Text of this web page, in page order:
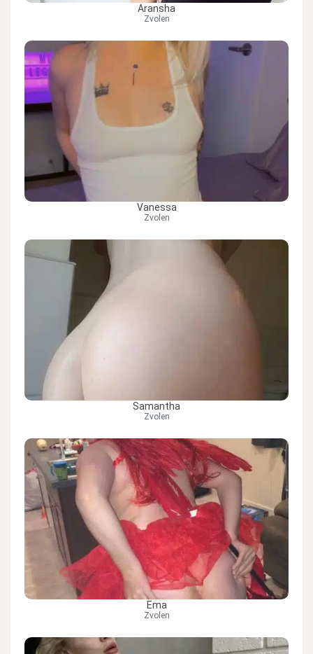
Aransha
Zvolen
Vanessa
Zvolen
Samantha
Zvolen
Ema
Zvolen